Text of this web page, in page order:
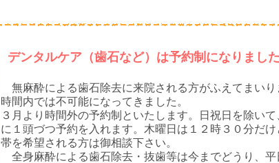
デンタルケア（歯石など）は予約制になりまし
無麻酔による歯石除去に来院される方がふえてまい
時間内では不可能になってきました。
３月より時間外の予約制といたします。日祝日を除い
に１頭づつ予約を入れます。木曜日は１２時３０分だ
帯を希望される方は御相談下さい。
全身麻酔による歯石除去・抜歯等は今までどうり、平